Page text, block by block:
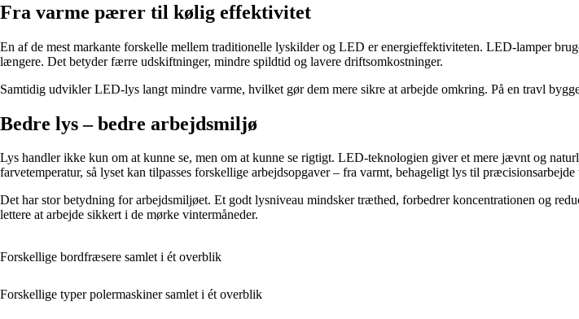
Fra varme pærer til kølig effektivitet
En af de mest markante forskelle mellem traditionelle lyskilder og LED er energieffektiviteten. LED-lamper
længere. Det betyder færre udskiftninger, mindre spildtid og lavere driftsomkostninger.
Samtidig udvikler LED-lys langt mindre varme, hvilket gør dem mere sikre at arbejde omkring. På en travl
Bedre lys – bedre arbejdsmiljø
Lys handler ikke kun om at kunne se, men om at kunne se rigtigt. LED-teknologien giver et mere jævnt og
farvetemperatur, så lyset kan tilpasses forskellige arbejdsopgaver – fra varmt, behageligt lys til
Det har stor betydning for arbejdsmiljøet. Et godt lysniveau mindsker træthed, forbedrer koncentrationen og
lettere at arbejde sikkert i de mørke vintermåneder.
Forskellige bordfræsere samlet i ét overblik
Forskellige typer polermaskiner samlet i ét overblik